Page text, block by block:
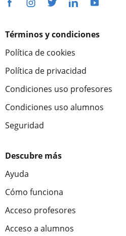
Términos y condiciones
Política de cookies
Política de privacidad
Condiciones uso profesores
Condiciones uso alumnos
Seguridad
Descubre más
Ayuda
Cómo funciona
Acceso profesores
Acceso a alumnos